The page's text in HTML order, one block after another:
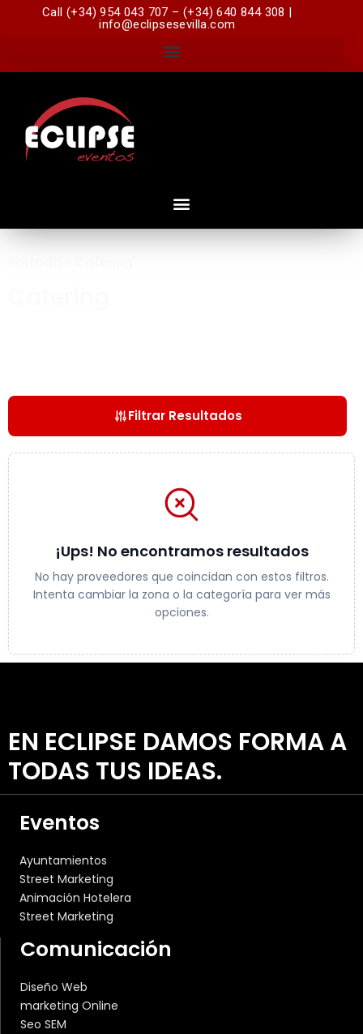
Call (+34) 954 043 707 – (+34) 640 844 308 |
info@eclipsesevilla.com
Filtrar Resultados
¡Ups! No encontramos resultados
No hay proveedores que coincidan con estos filtros.
Intenta cambiar la zona o la categoría para ver más
opciones.
EN ECLIPSE DAMOS FORMA A
TODAS TUS IDEAS.
Eventos
Ayuntamientos
Street Marketing
Animación Hotelera
Street Marketing
Comunicación
Diseño Web
marketing Online
Seo SEM